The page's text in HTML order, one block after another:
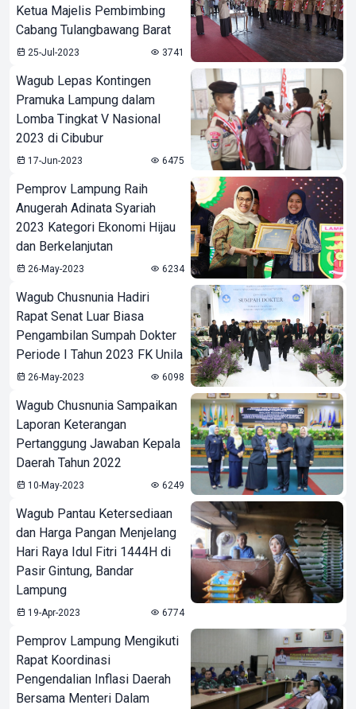
Ketua Majelis Pembimbing
Cabang Tulangbawang Barat
25-Jul-2023 3741
Wagub Lepas Kontingen
Pramuka Lampung dalam
Lomba Tingkat V Nasional
2023 di Cibubur
17-Jun-2023 6475
Pemprov Lampung Raih
Anugerah Adinata Syariah
2023 Kategori Ekonomi Hijau
dan Berkelanjutan
26-May-2023 6234
Wagub Chusnunia Hadiri
Rapat Senat Luar Biasa
Pengambilan Sumpah Dokter
Periode I Tahun 2023 FK Unila
26-May-2023 6098
Wagub Chusnunia Sampaikan
Laporan Keterangan
Pertanggung Jawaban Kepala
Daerah Tahun 2022
10-May-2023 6249
Wagub Pantau Ketersediaan
dan Harga Pangan Menjelang
Hari Raya Idul Fitri 1444H di
Pasir Gintung, Bandar
Lampung
19-Apr-2023 6774
Pemprov Lampung Mengikuti
Rapat Koordinasi
Pengendalian Inflasi Daerah
Bersama Menteri Dalam